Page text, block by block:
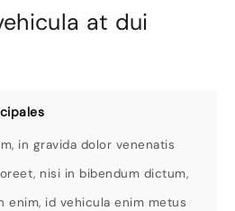
at dui
in gravida dolor venenatis
nisi in bibendum dictum,
enim, id vehicula enim metus